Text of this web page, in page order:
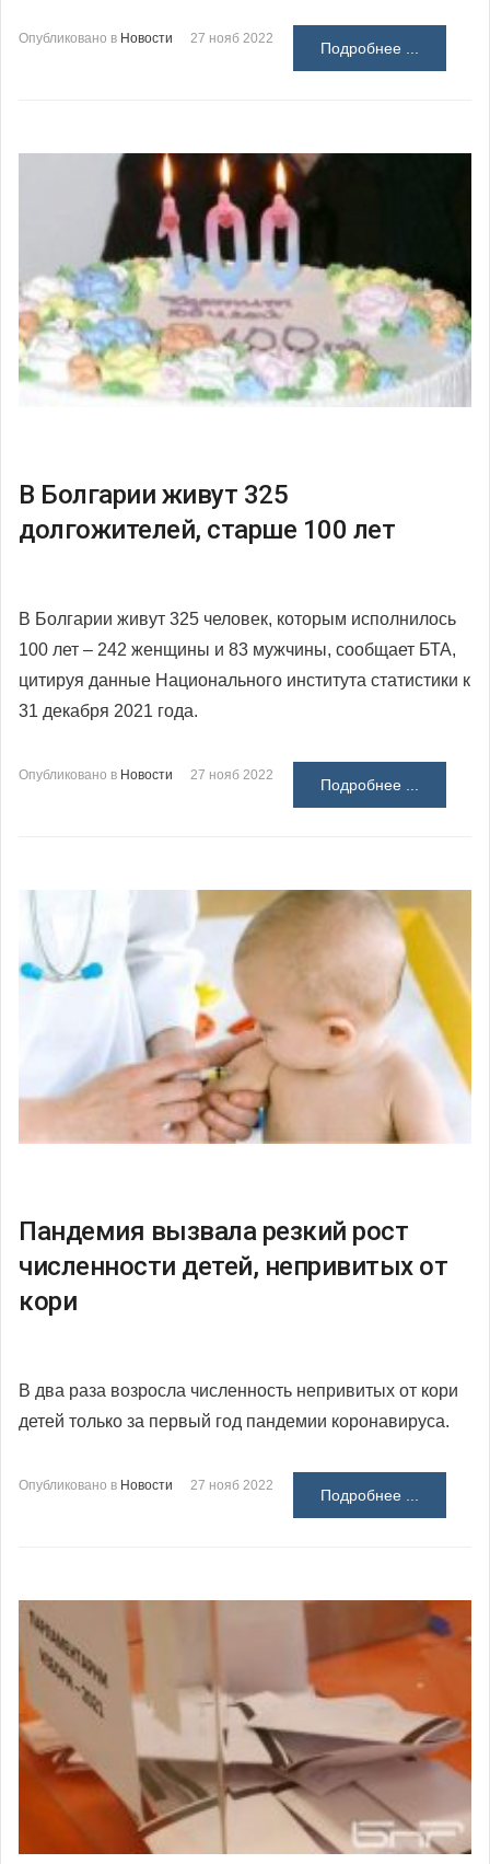
Опубликовано в Новости 27 нояб 2022
Подробнее ...
В Болгарии живут 325
долгожителей, старше 100 лет
В Болгарии живут 325 человек, которым исполнилось
100 лет – 242 женщины и 83 мужчины, сообщает БТА,
цитируя данные Национального института статистики к
31 декабря 2021 года.
Опубликовано в Новости 27 нояб 2022
Подробнее ...
Пандемия вызвала резкий рост
численности детей, непривитых от
кори
В два раза возросла численность непривитых от кори
детей только за первый год пандемии коронавируса.
Опубликовано в Новости 27 нояб 2022
Подробнее ...